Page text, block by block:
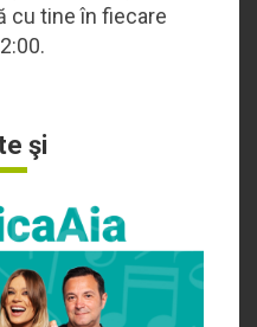
cu tine în fiecare
şi